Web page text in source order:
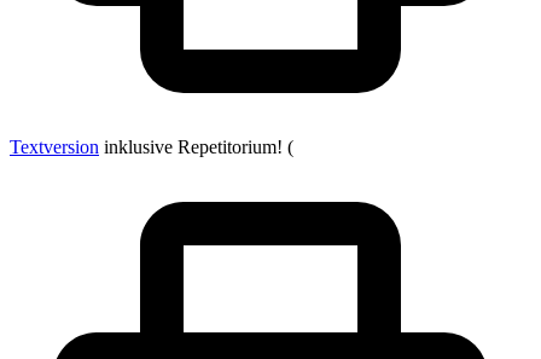
Textversion inklusive Repetitorium! (